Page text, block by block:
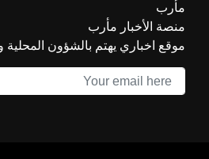
مأرب
منصة الأخبار مأرب
موقع اخباري يهتم بالشؤون المحلية